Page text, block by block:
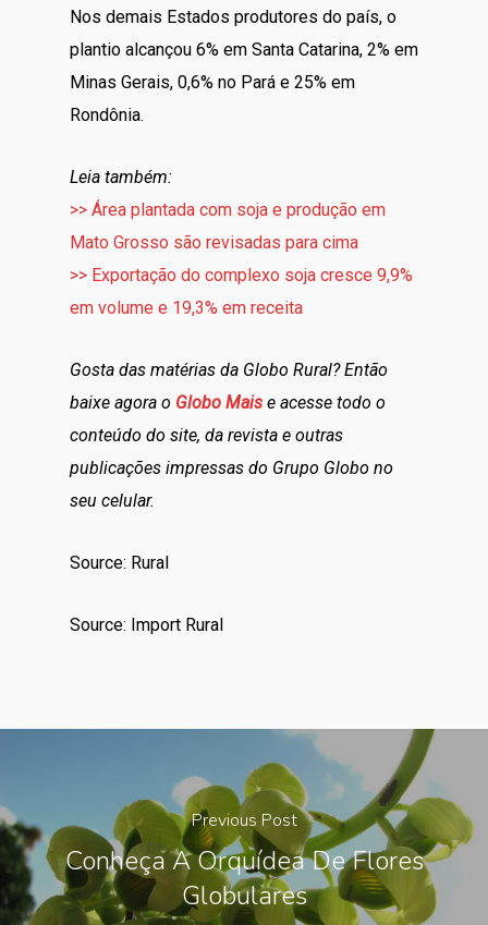
Nos demais Estados produtores do país, o
plantio alcançou 6% em Santa Catarina, 2% em
Minas Gerais, 0,6% no Pará e 25% em
Rondônia.
Leia também:
>> Área plantada com soja e produção em
Mato Grosso são revisadas para cima
>> Exportação do complexo soja cresce 9,9%
em volume e 19,3% em receita
Gosta das matérias da Globo Rural? Então
baixe agora o Globo Mais e acesse todo o
conteúdo do site, da revista e outras
publicações impressas do Grupo Globo no
seu celular.
Source: Rural
Source: Import Rural
Previous Post
Conheça A Orquídea De Flores
Globulares